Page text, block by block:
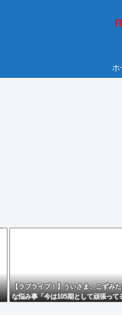
ホ
【ラブライブ！】ういさま、こずみ
な悩み事「今は105期として頑張って